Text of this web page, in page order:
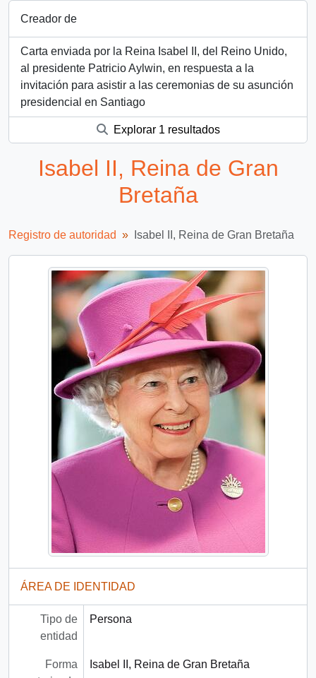
Creador de
Carta enviada por la Reina Isabel II, del Reino Unido,
al presidente Patricio Aylwin, en respuesta a la
invitación para asistir a las ceremonias de su asunción
presidencial en Santiago
Explorar 1 resultados
Isabel II, Reina de Gran
Bretaña
Registro de autoridad Isabel II, Reina de Gran Bretaña
ÁREA DE IDENTIDAD
Tipo de
entidad
Persona
Forma
Isabel II, Reina de Gran Bretaña